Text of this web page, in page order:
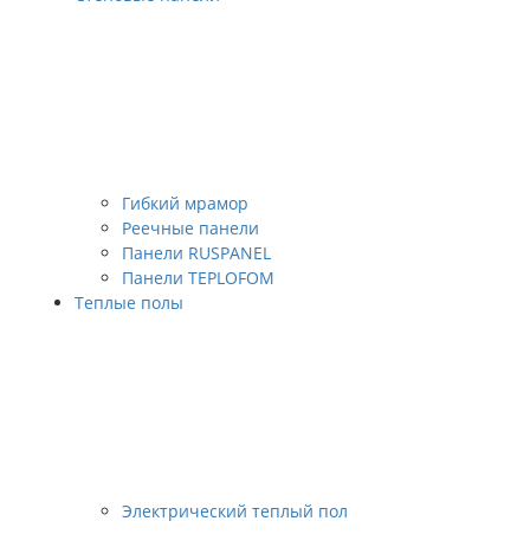
Гибкий мрамор
Реечные панели
Панели RUSPANEL
Панели TEPLOFOM
Теплые полы
Электрический теплый пол